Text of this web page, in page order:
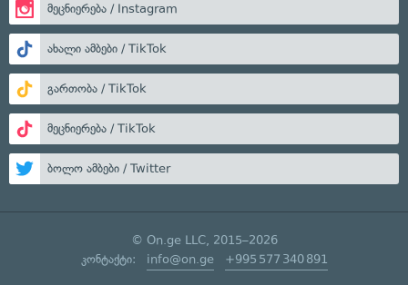
მეცნიერება / Instagram
ახალი ამბები / TikTok
გართობა / TikTok
მეცნიერება / TikTok
ბოლო ამბები / Twitter
© On.ge LLC, 2015–2026
კონტაქტი: info@on.ge +995 577 340 891